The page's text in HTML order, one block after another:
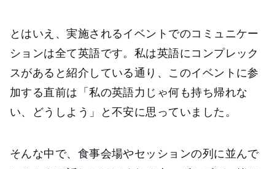
とはいえ、実施されるイベントでのコミュニケー
ションは全て英語です。私は英語にコンプレック
スがあると紹介している通り、このイベントに参
加する直前は「私の英語力じゃ何も持ち帰れな
い、どうしよう」と不安に思っていました。
そんな中で、食事会場やセッションの列に並んで